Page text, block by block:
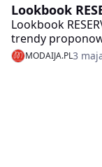
Lookbook
Lookbook
trendy
MODAIJA.PL3